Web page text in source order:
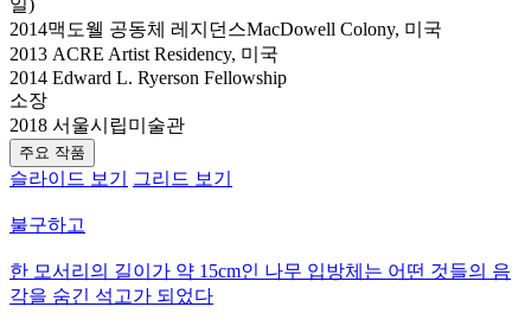
2014맥도웰 공동체 레지던스MacDowell Colony, 미국
2013 ACRE Artist Residency, 미국
2014 Edward L. Ryerson Fellowship
소장
2018 서울시립미술관
주요 작품
슬라이드 보기 그리드 보기
불구하고
한 모서리의 길이가 약 15cm인 나무 입방체는 어떤 것들의 음
각을 숨긴 석고가 되었다